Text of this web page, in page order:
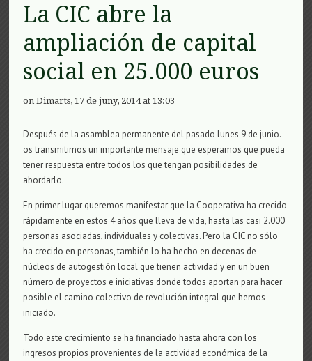
La CIC abre la
ampliación de capital
social en 25.000 euros
on Dimarts, 17 de juny, 2014 at 13:03
Después de la asamblea permanente del pasado lunes 9 de junio.
os transmitimos un importante mensaje que esperamos que pueda
tener respuesta entre todos los que tengan posibilidades de
abordarlo.
En primer lugar queremos manifestar que la Cooperativa ha crecido
rápidamente en estos 4 años que lleva de vida, hasta las casi 2.000
personas asociadas, individuales y colectivas. Pero la CIC no sólo
ha crecido en personas, también lo ha hecho en decenas de
núcleos de autogestión local que tienen actividad y en un buen
número de proyectos e iniciativas donde todos aportan para hacer
posible el camino colectivo de revolución integral que hemos
iniciado.
Todo este crecimiento se ha financiado hasta ahora con los
ingresos propios provenientes de la actividad económica de la